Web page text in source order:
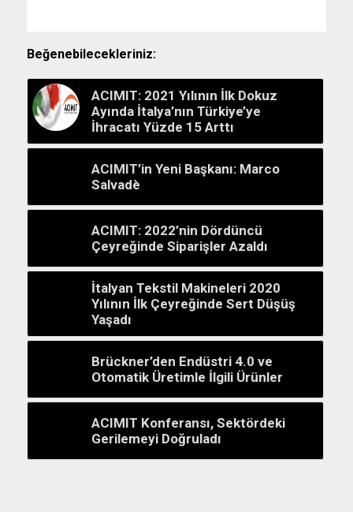
Beğenebilecekleriniz:
ACIMIT: 2021 Yılının İlk Dokuz
Ayında İtalya’nın Türkiye’ye
İhracatı Yüzde 15 Arttı
ACIMIT’in Yeni Başkanı: Marco
Salvadè
ACIMIT: 2022’nin Dördüncü
Çeyreğinde Siparişler Azaldı
İtalyan Tekstil Makineleri 2020
Yılının İlk Çeyreğinde Sert Düşüş
Yaşadı
Brückner’den Endüstri 4.0 ve
Otomatik Üretimle İlgili Ürünler
ACIMIT Konferansı, Sektördeki
Gerilemeyi Doğruladı